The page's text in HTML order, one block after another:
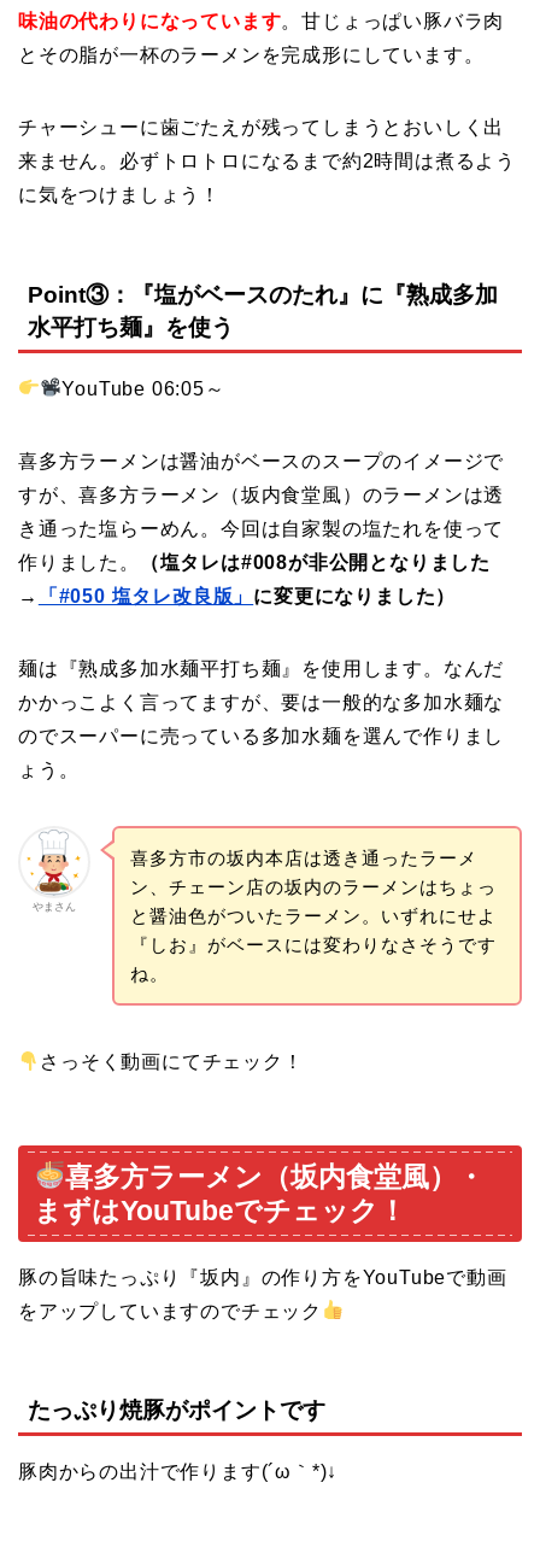
味油の代わりになっています。甘じょっぱい豚バラ肉
とその脂が一杯のラーメンを完成形にしています。
チャーシューに歯ごたえが残ってしまうとおいしく出
来ません。必ずトロトロになるまで約2時間は煮るよう
に気をつけましょう！
Point③：『塩がベースのたれ』に『熟成多加
水平打ち麺』を使う
YouTube 06:05 ～
喜多方ラーメンは醤油がベースのスープのイメージで
すが、喜多方ラーメン（坂内食堂風）のラーメンは透
き通った塩らーめん。今回は自家製の塩たれを使って
作りました。
（塩タレは#008が非公開となりました
→
「#050 塩タレ改良版」 に変更になりました）
麺は『熟成多加水麺平打ち麺』を使用します。なんだ
かかっこよく言ってますが、要は一般的な多加水麺な
のでスーパーに売っている多加水麺を選んで作りまし
ょう。
やまさん
喜多方市の坂内本店は透き通ったラーメ
ン、チェーン店の坂内のラーメンはちょっ
と醤油色がついたラーメン。いずれにせよ
『しお』がベースには変わりなさそうです
ね。
さっそく動画にてチェック！
喜多方ラーメン（坂内食堂風）・
まずはYouTubeでチェック！
豚の旨味たっぷり『坂内』の作り方をYouTubeで動画
をアップしていますのでチェック
たっぷり焼豚がポイントです
豚肉からの出汁で作ります(´ω｀*)↓